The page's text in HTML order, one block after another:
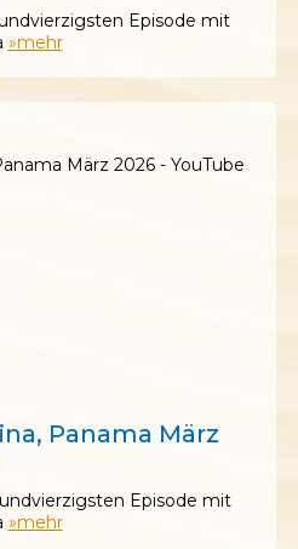
Episode mit
»mehr
Panama März
Episode mit
»mehr